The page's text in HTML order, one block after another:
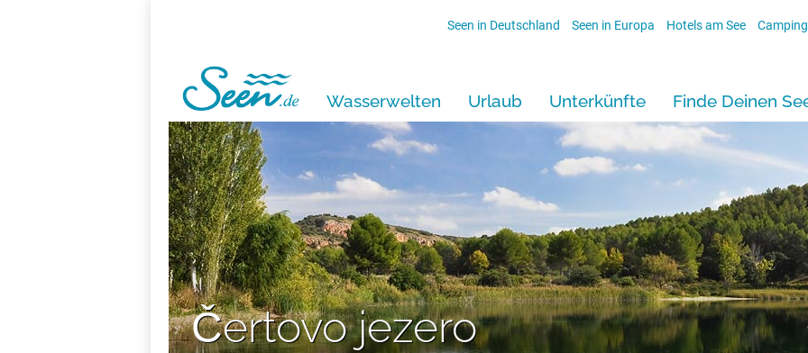
Seen in Deutschland Seen in Europa Hotels am See
Wasserwelten Urlaub Unterkünfte Finde Deinen
Čertovo jezero